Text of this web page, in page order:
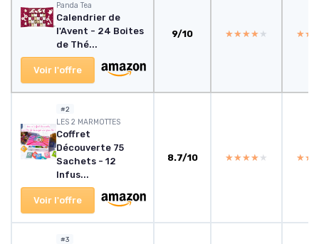
Panda Tea
Calendrier de
l'Avent - 24 Boites
de Thé...
Voir l'offre
9/10 ★★★★★
★★★★★
#2
LES 2 MARMOTTES
Coffret
Découverte 75
Sachets - 12
Infus...
Voir l'offre
8.7/10 ★★★★★
★★★★★
#3